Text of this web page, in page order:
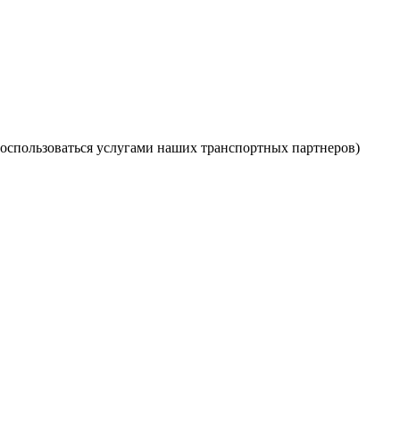
услугами наших транспортных партнеров)